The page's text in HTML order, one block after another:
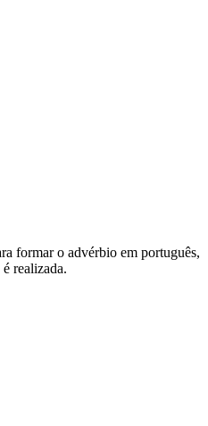
formar o advérbio em português,
realizada.